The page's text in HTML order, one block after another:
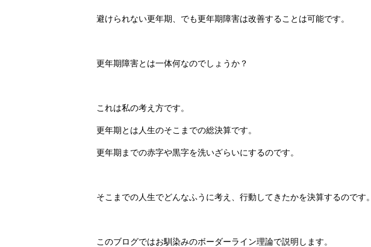
避けられない更年期、でも更年期障害は改善することは可能です。
更年期障害とは一体何なのでしょうか？
これは私の考え方です。
更年期とは人生のそこまでの総決算です。
更年期までの赤字や黒字を洗いざらいにするのです。
そこまでの人生でどんなふうに考え、行動してきたかを決算するのです。
このブログではお馴染みのボーダーライン理論で説明します。